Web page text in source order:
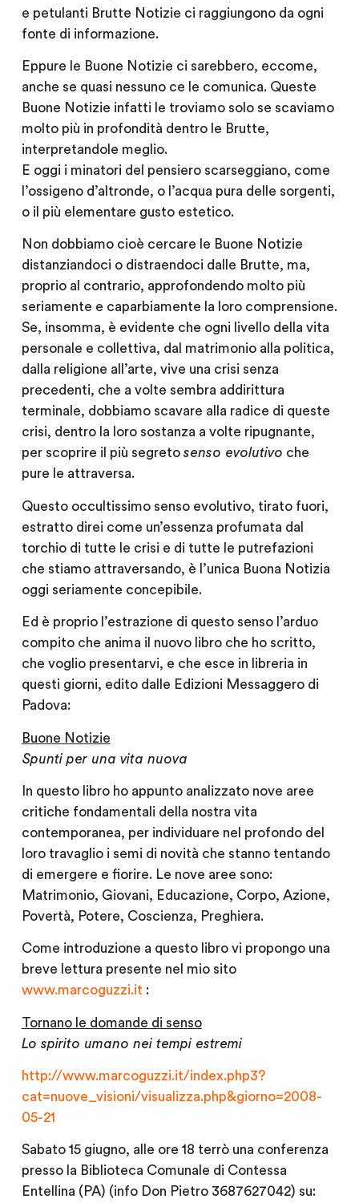
e petulanti Brutte Notizie ci raggiungono da ogni
fonte di informazione.
Eppure le Buone Notizie ci sarebbero, eccome,
anche se quasi nessuno ce le comunica. Queste
Buone Notizie infatti le troviamo solo se scaviamo
molto più in profondità dentro le Brutte,
interpretandole meglio.
E oggi i minatori del pensiero scarseggiano, come
l’ossigeno d’altronde, o l’acqua pura delle sorgenti,
o il più elementare gusto estetico.
Non dobbiamo cioè cercare le Buone Notizie
distanziandoci o distraendoci dalle Brutte, ma,
proprio al contrario, approfondendo molto più
seriamente e caparbiamente la loro comprensione.
Se, insomma, è evidente che ogni livello della vita
personale e collettiva, dal matrimonio alla politica,
dalla religione all’arte, vive una crisi senza
precedenti, che a volte sembra addirittura
terminale, dobbiamo scavare alla radice di queste
crisi, dentro la loro sostanza a volte ripugnante,
per scoprire il più segreto senso evolutivo che
pure le attraversa.
Questo occultissimo senso evolutivo, tirato fuori,
estratto direi come un’essenza profumata dal
torchio di tutte le crisi e di tutte le putrefazioni
che stiamo attraversando, è l’unica Buona Notizia
oggi seriamente concepibile.
Ed è proprio l’estrazione di questo senso l’arduo
compito che anima il nuovo libro che ho scritto,
che voglio presentarvi, e che esce in libreria in
questi giorni, edito dalle Edizioni Messaggero di
Padova:
Buone Notizie
Spunti per una vita nuova
In questo libro ho appunto analizzato nove aree
critiche fondamentali della nostra vita
contemporanea, per individuare nel profondo del
loro travaglio i semi di novità che stanno tentando
di emergere e fiorire. Le nove aree sono:
Matrimonio, Giovani, Educazione, Corpo, Azione,
Povertà, Potere, Coscienza, Preghiera.
Come introduzione a questo libro vi propongo una
breve lettura presente nel mio sito
www.marcoguzzi.it :
Tornano le domande di senso
Lo spirito umano nei tempi estremi
http://www.marcoguzzi.it/index.php3?
cat=nuove_visioni/visualizza.php&giorno=2008-
05-21
Sabato 15 giugno, alle ore 18 terrò una conferenza
presso la Biblioteca Comunale di Contessa
Entellina (PA) (info Don Pietro 3687627042) su: